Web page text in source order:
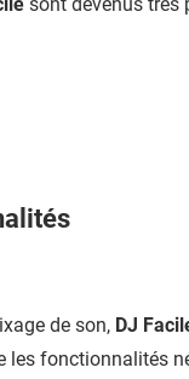
de son, DJ
les fonctionnalités